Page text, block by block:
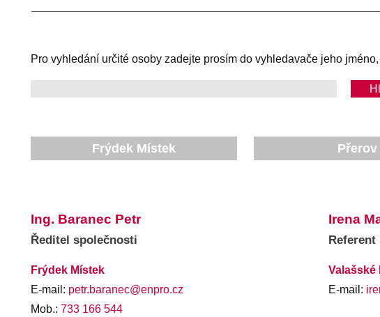
Pro vyhledání určité osoby zadejte prosím do vyhledavače jeho
Frýdek Místek Přerov
Ing. Baranec Petr
Ředitel společnosti
Frýdek Místek
E-mail: petr.baranec@enpro.cz
Mob.: 733 166 544
Irena
Valašské
E-mail: